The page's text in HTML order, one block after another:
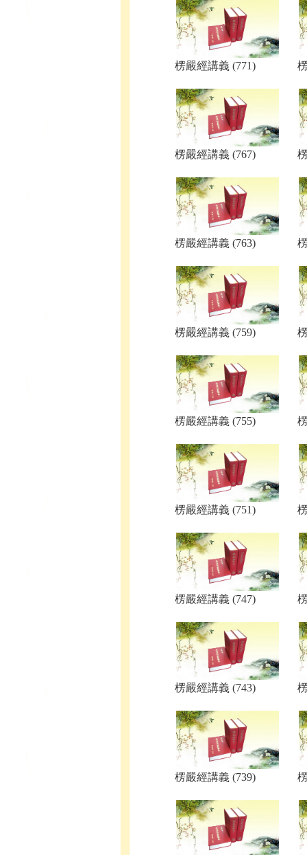
楞嚴經講義 (771)
楞嚴經講義 (767)
楞嚴經講義 (763)
楞嚴經講義 (759)
楞嚴經講義 (755)
楞嚴經講義 (751)
楞嚴經講義 (747)
楞嚴經講義 (743)
楞嚴經講義 (739)